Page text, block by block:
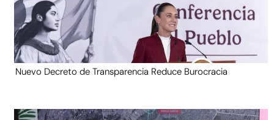
Nuevo Decreto de Transparencia Reduce Burocracia